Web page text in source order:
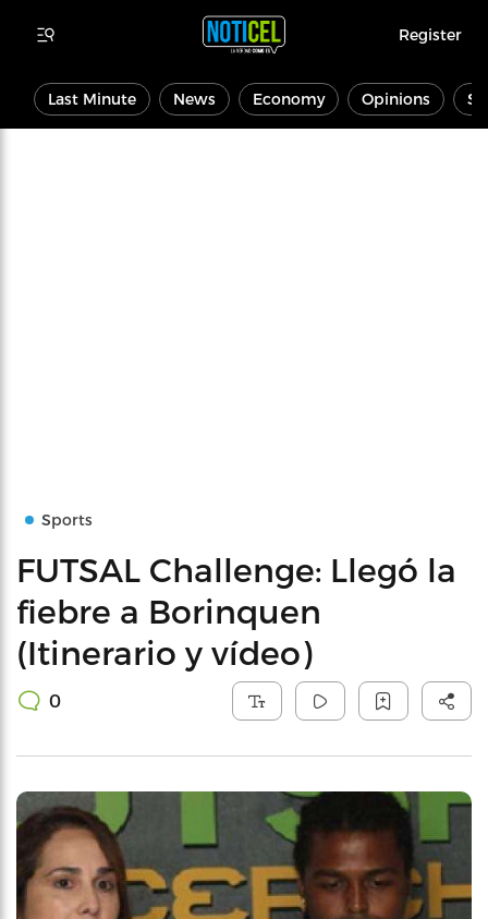
Register
Last Minute News Economy Opinions
Sports
FUTSAL Challenge: Llegó la
fiebre a Borinquen
(Itinerario y vídeo)
0